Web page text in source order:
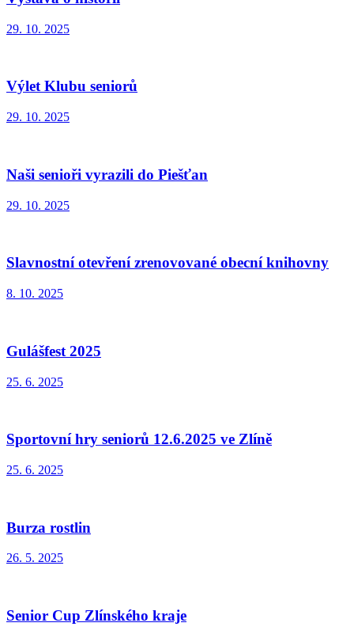
29. 10. 2025
Výlet Klubu seniorů
29. 10. 2025
Naši senioři vyrazili do Piešťan
29. 10. 2025
Slavnostní otevření zrenovované obecní knihovny
8. 10. 2025
Gulášfest 2025
25. 6. 2025
Sportovní hry seniorů 12.6.2025 ve Zlíně
25. 6. 2025
Burza rostlin
26. 5. 2025
Senior Cup Zlínského kraje